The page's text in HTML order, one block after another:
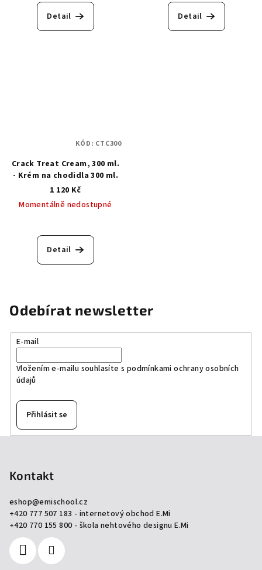
Detail Detail
Crack Treat Cream, 300 ml.
- Krém na chodidla 300 ml.
1 120 Kč
Momentálně nedostupné
Detail
KÓD: CTC300
Odebírat newsletter
E-mail
Vložením e-mailu souhlasíte s podmínkami ochrany osobních
údajů
Přihlásit se
Kontakt
eshop@emischool.cz
+420 777 507 183 - internetový obchod E.Mi
+420 770 155 800 - škola nehtového designu E.Mi